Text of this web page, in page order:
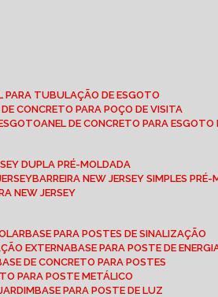
PARA TUBULAÇÃO DE ESGOTO
DE CONCRETO PARA POÇO DE VISITA
ANEL DE CONCRETO PARA
DUPLA PRÉ-MOLDADA
BARREIRA NEW JERSEY SIMPLES
NEW JERSEY
BASE PARA POSTES DE SINALIZAÇÃO
EXTERNA
BASE PARA POSTE DE
BASE DE CONCRETO PARA POSTES
PARA POSTE METÁLICO
BASE PARA POSTE DE LUZ